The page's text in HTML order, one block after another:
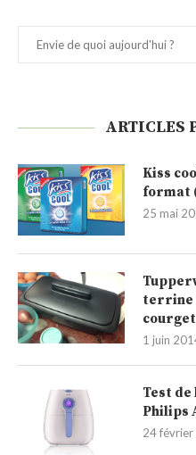
ARTICLES
Kiss
format
25 mai
terrine
1 juin
Test
Philips
24